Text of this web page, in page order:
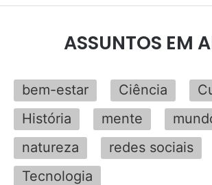
ASSUNTOS EM
bem-estar Ciência
História
mente
natureza
redes sociais
Tecnologia